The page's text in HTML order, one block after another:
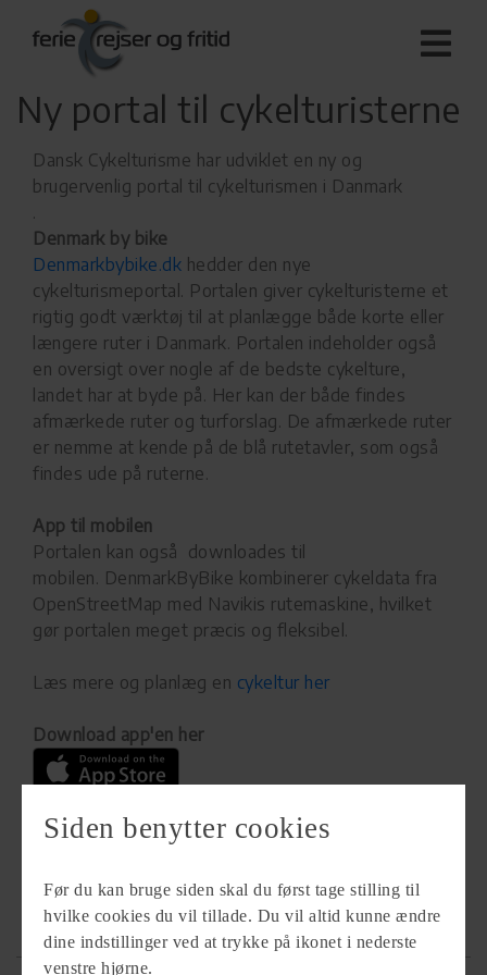
Ny portal til cykelturisterne
Dansk Cykelturisme har udviklet en ny og
brugervenlig portal til cykelturismen i Danmark
.
Denmark by bike
Denmarkbybike.dk hedder den nye
cykelturismeportal. Portalen giver cykelturisterne et
rigtig godt værktøj til at planlægge både korte eller
længere ruter i Danmark. Portalen indeholder også
en oversigt over nogle af de bedste cykelture,
landet har at byde på. Her kan der både findes
afmærkede ruter og turforslag. De afmærkede ruter
er nemme at kende på de blå rutetavler, som også
findes ude på ruterne.
App til mobilen
Portalen kan også downloades til
mobilen. DenmarkByBike kombinerer cykeldata fra
OpenStreetMap med Navikis rutemaskine, hvilket
gør portalen meget præcis og fleksibel.
Læs mere og planlæg en cykeltur her
Download app'en her
Siden benytter cookies
Før du kan bruge siden skal du først tage stilling til
hvilke cookies du vil tillade. Du vil altid kunne ændre
dine indstillinger ved at trykke på ikonet i nederste
venstre hjørne.